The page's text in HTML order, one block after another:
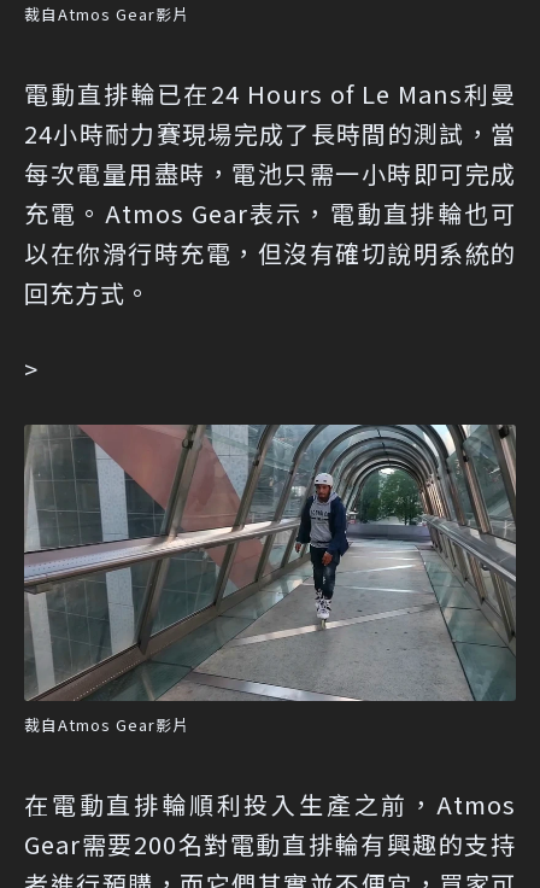
裁自Atmos Gear影片
電動直排輪已在24 Hours of Le Mans利曼
24小時耐力賽現場完成了長時間的測試，當
每次電量用盡時，電池只需一小時即可完成
充電。Atmos Gear表示，電動直排輪也可
以在你滑行時充電，但沒有確切說明系統的
回充方式。
>
裁自Atmos Gear影片
在電動直排輪順利投入生產之前，Atmos
Gear需要200名對電動直排輪有興趣的支持